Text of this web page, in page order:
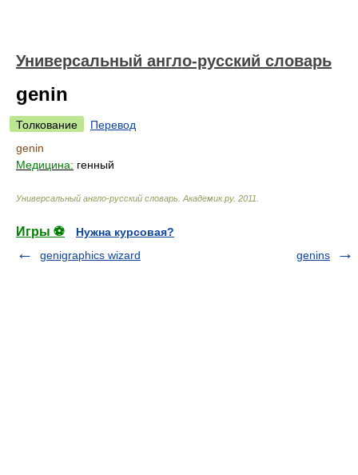
Универсальный англо-русский словарь
genin
Толкование
Перевод
genin
Медицина: генный
Универсальный англо-русский словарь Академик.ру. 2011
Игры ⚽
Нужна курсовая?
genigraphics wizard
genins